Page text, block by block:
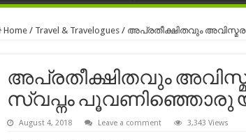
Home / Travel & Travelogues / അപ്രതീക്ഷിതവും
അപ്രതീക്ഷിതവും
സ്വപ്നം പൂവണിഞ്ഞൊരു
August 4, 2018 Leave a comment 3,343 Views